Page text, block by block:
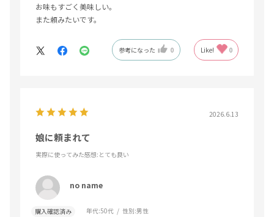
お味もすごく美味しい。
また頼みたいです。
参考になった 0 Like! 0
2026.6.13
娘に頼まれて
実際に使ってみた感想:とても良い
no name
購入確認済み 年代:50代 性別:男性